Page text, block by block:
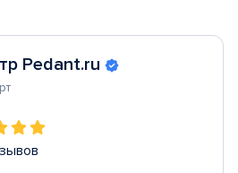
Pedant.ru